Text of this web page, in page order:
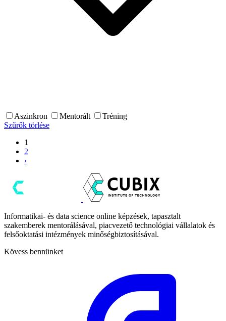
Aszinkron Mentorált
Tréning
Szűrők törlése
1
2
›
Informatikai- és data science online képzések, tapasztalt
szakemberek mentorálásával, piacvezető technológiai vállalatok és
felsőoktatási intézmények minőségbiztosításával.
Kövess bennünket